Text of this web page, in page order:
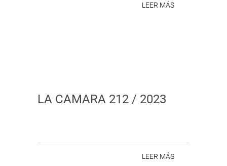
LEER MÁS
LA CAMARA 212 / 2023
LEER MÁS